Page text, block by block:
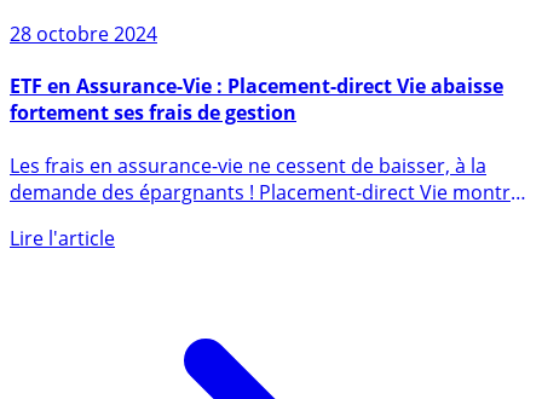
28 octobre 2024
fortement ses frais de gestion
Les frais en assurance-vie ne cessent de baisser, à la
demande des épargnants ! Placement-direct Vie montre